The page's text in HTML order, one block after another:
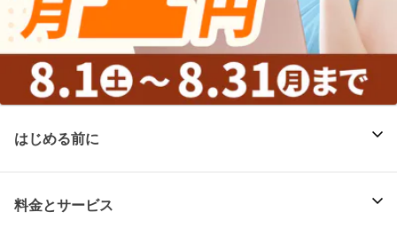
はじめる前に
料金とサービス